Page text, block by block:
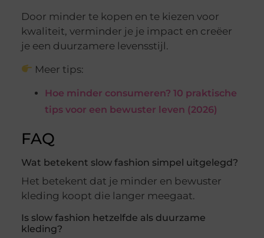
Door minder te kopen en te kiezen voor
kwaliteit, verminder je je impact en creëer
je een duurzamere levensstijl.
Meer tips:
Hoe minder consumeren? 10 praktische
tips voor een bewuster leven (2026)
FAQ
Wat betekent slow fashion simpel uitgelegd?
Het betekent dat je minder en bewuster
kleding koopt die langer meegaat.
Is slow fashion hetzelfde als duurzame
kleding?